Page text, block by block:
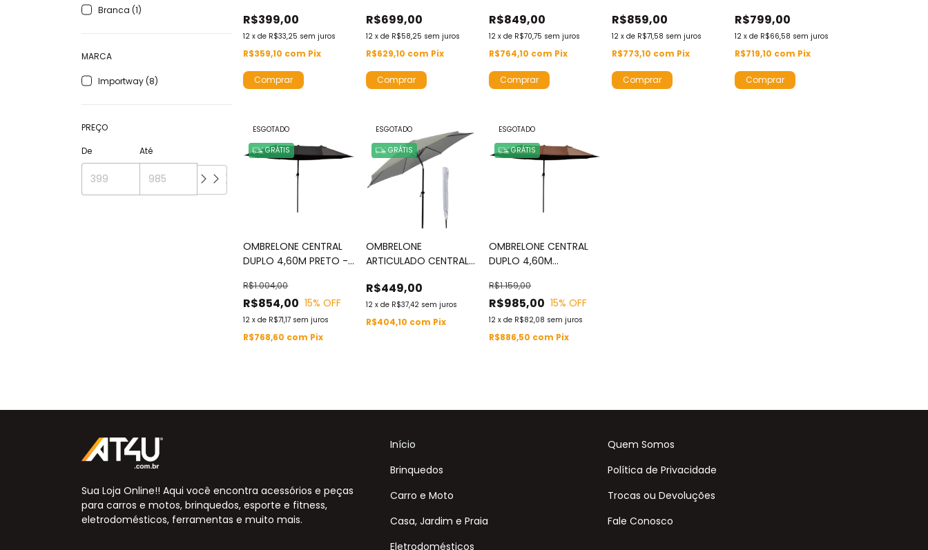
Branca (1)
MARCA
Importway (8)
PREÇO
De
Até
R$399,00
12 xde R$33,25 sem juros
R$359,10 com Pix
Comprar
R$699,00
12 xde R$58,25 sem juros
R$629,10 com Pix
Comprar
R$849,00
12 xde R$70,75 sem juros
R$764,10 com Pix
Comprar
R$859,00
12 xde R$71,58 sem juros
R$773,10 com Pix
Comprar
R$799,00
12 xde R$66,58 sem juros
R$719,10 com Pix
Comprar
ESGOTADO
GRÁTIS
OMBRELONE CENTRAL
DUPLO 4,60M PRETO -
R$854,00
R$1.004,00
15% OFF
12 xde R$71,17 sem juros
R$768,60 com Pix
ESGOTADO
GRÁTIS
OMBRELONE
ARTICULADO CENTRAL
CAPA -
IWOBCAC270BR
R$449,00
12 xde R$37,42 sem juros
R$404,10 com Pix
ESGOTADO
GRÁTIS
OMBRELONE CENTRAL
DUPLO 4,60M
IWOBCD460TE
R$985,00
R$1.159,00
15% OFF
12 xde R$82,08 sem juros
R$886,50 com Pix
Sua Loja Online!! Aqui você encontra acessórios e peças
para carros e motos, brinquedos, esporte e fitness,
eletrodomésticos, ferramentas e muito mais.
Início
Brinquedos
Carro e Moto
Casa, Jardim e Praia
Eletrodomésticos
Quem Somos
Política de Privacidade
Trocas ou Devoluções
Fale Conosco